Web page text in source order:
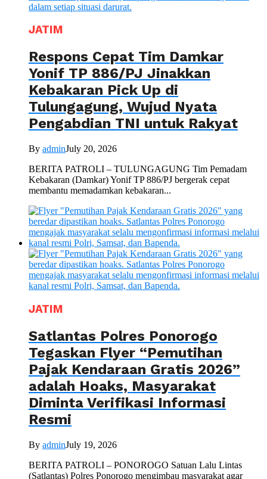
JATIM
Respons Cepat Tim Damkar
Yonif TP 886/PJ Jinakkan
Kebakaran Pick Up di
Tulungagung, Wujud Nyata
Pengabdian TNI untuk Rakyat
By adminJuly 20, 2026
BERITA PATROLI – TULUNGAGUNG Tim Pemadam
Kebakaran (Damkar) Yonif TP 886/PJ bergerak cepat
membantu memadamkan kebakaran...
JATIM
Satlantas Polres Ponorogo
Tegaskan Flyer “Pemutihan
Pajak Kendaraan Gratis 2026”
adalah Hoaks, Masyarakat
Diminta Verifikasi Informasi
Resmi
By adminJuly 19, 2026
BERITA PATROLI – PONOROGO Satuan Lalu Lintas
(Satlantas) Polres Ponorogo mengimbau masyarakat agar